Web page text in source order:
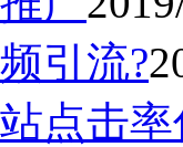
引流?
点击